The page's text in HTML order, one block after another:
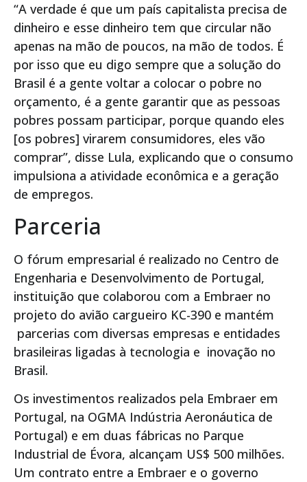
“A verdade é que um país capitalista precisa de
dinheiro e esse dinheiro tem que circular não
apenas na mão de poucos, na mão de todos. É
por isso que eu digo sempre que a solução do
Brasil é a gente voltar a colocar o pobre no
orçamento, é a gente garantir que as pessoas
pobres possam participar, porque quando eles
[os pobres] virarem consumidores, eles vão
comprar”, disse Lula, explicando que o consumo
impulsiona a atividade econômica e a geração
de empregos.
Parceria
O fórum empresarial é realizado no Centro de
Engenharia e Desenvolvimento de Portugal,
instituição que colaborou com a Embraer no
projeto do avião cargueiro KC-390 e mantém
parcerias com diversas empresas e entidades
brasileiras ligadas à tecnologia e inovação no
Brasil.
Os investimentos realizados pela Embraer em
Portugal, na OGMA Indústria Aeronáutica de
Portugal) e em duas fábricas no Parque
Industrial de Évora, alcançam US$ 500 milhões.
Um contrato entre a Embraer e o governo